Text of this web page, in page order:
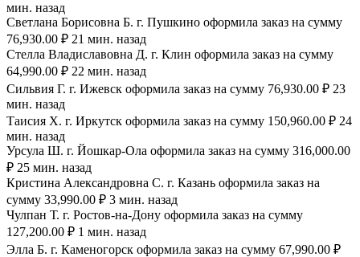
мин. назад
Светлана Борисовна Б. г. Пушкино оформила заказ на сумму
76,930.00 ₽ 21 мин. назад
Стелла Владиславовна Д. г. Клин оформила заказ на сумму
64,990.00 ₽ 22 мин. назад
Сильвия Г. г. Ижевск оформила заказ на сумму 76,930.00 ₽ 23
мин. назад
Таисия Х. г. Иркутск оформила заказ на сумму 150,960.00 ₽ 24
мин. назад
Урсула Ш. г. Йошкар-Ола оформила заказ на сумму 316,000.00
₽ 25 мин. назад
Кристина Александровна С. г. Казань оформила заказ на
сумму 33,990.00 ₽ 3 мин. назад
Чулпан Т. г. Ростов-на-Дону оформила заказ на сумму
127,200.00 ₽ 1 мин. назад
Элла Б. г. Каменогорск оформила заказ на сумму 67,990.00 ₽